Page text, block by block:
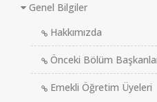
Genel Bilgiler
Hakkımızda
Önceki Bölüm
Emekli Öğretim Üyeleri